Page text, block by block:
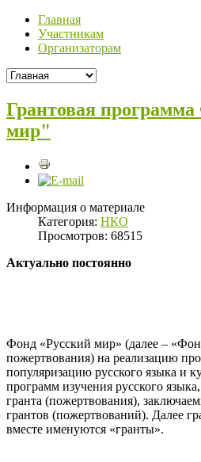
Главная
Участникам
Организаторам
Грантовая
мир"
Информация о материале
Категория: НКО
Просмотров: 68515
Актуально постоянно
Фонд «Русский мир» (далее –
пожертвования) на реализацию
популяризацию русского языка и
программ изучения русского
гранта (пожертвования),
грантов (пожертвований). Далее
вместе именуются «гранты».